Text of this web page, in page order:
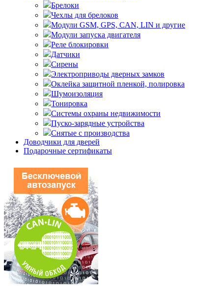
Брелоки
Чехлы для брелоков
Модули GSM, GPS, CAN, LIN и другие
Модули запуска двигателя
Реле блокировки
Датчики
Сирены
Электроприводы дверных замков
Оклейка защитной пленкой, полировка
Шумоизоляция
Тонировка
Системы охраны недвижимости
Пуско-зарядные устройства
Снятые с производства
Доводчики для дверей
Подарочные сертификаты